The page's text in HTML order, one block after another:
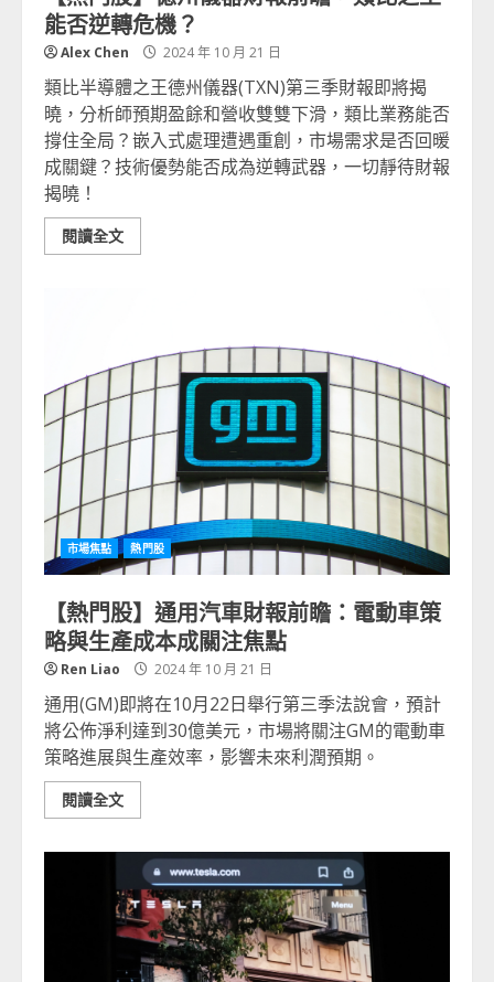
能否逆轉危機？
Alex Chen 2024 年 10 月 21 日
類比半導體之王德州儀器(TXN)第三季財報即將揭
曉，分析師預期盈餘和營收雙雙下滑，類比業務能否
撐住全局？嵌入式處理遭遇重創，市場需求是否回暖
成關鍵？技術優勢能否成為逆轉武器，一切靜待財報
揭曉！
閱讀全文
市場焦點 熱門股
【熱門股】通用汽車財報前瞻：電動車策
略與生產成本成關注焦點
Ren Liao 2024 年 10 月 21 日
通用(GM)即將在10月22日舉行第三季法說會，預計
將公佈淨利達到30億美元，市場將關注GM的電動車
策略進展與生產效率，影響未來利潤預期。
閱讀全文